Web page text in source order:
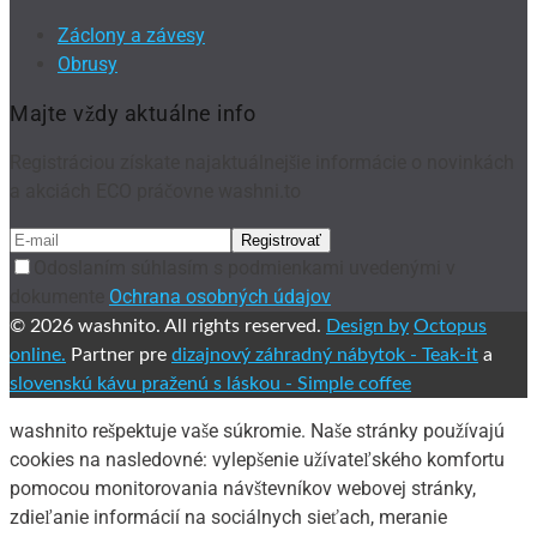
Záclony a závesy
Obrusy
Majte vždy aktuálne info
Ochrana osobných údajov
© 2026 washnito. All rights reserved. Design by Octopus
online. Partner pre dizajnový záhradný nábytok - Teak-it a
slovenskú kávu praženú s láskou - Simple coffee
washnito rešpektuje vaše súkromie. Naše stránky používajú
cookies na nasledovné: vylepšenie užívateľského komfortu
pomocou monitorovania návštevníkov webovej stránky,
zdieľanie informácií na sociálnych sieťach, meranie